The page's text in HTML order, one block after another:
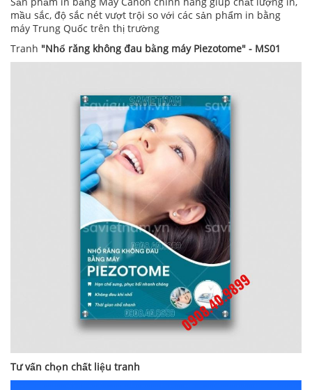
mầu sắc, độ sắc nét vượt trội so với các sản phẩm in bằng
máy Trung Quốc trên thị trường
Tranh "Nhổ răng không đau bằng máy Piezotome" - MS01
Tư vấn chọn chất liệu tranh